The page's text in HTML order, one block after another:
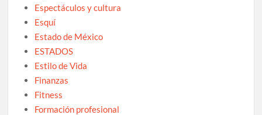
Espectáculos y cultura
Esquí
Estado de México
ESTADOS
Estilo de Vida
Finanzas
Fitness
Formación profesional